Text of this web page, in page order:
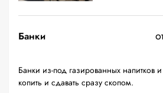
Банки
Банки из-под газированных напитков
копить и сдавать сразу скопом.